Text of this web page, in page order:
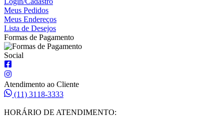
Meus Pedidos
Meus Endereços
Lista de Desejos
Formas de Pagamento
Social
Atendimento ao Cliente
(11) 3118-3333
HORÁRIO DE ATENDIMENTO: